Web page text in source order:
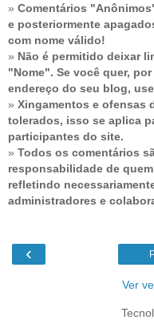
» Comentários
e posteriormente
com nome válido!
» Não é permitido deixar
"Nome". Se você quer,
endereço do seu blog,
» Xingamentos e ofensas
tolerados, isso se aplica
participantes do site.
» Todos os comentários
responsabilidade de
refletindo
administradores e
‹
Ver